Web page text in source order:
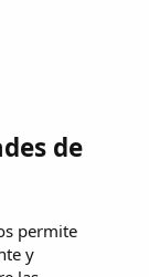
de
permite
y